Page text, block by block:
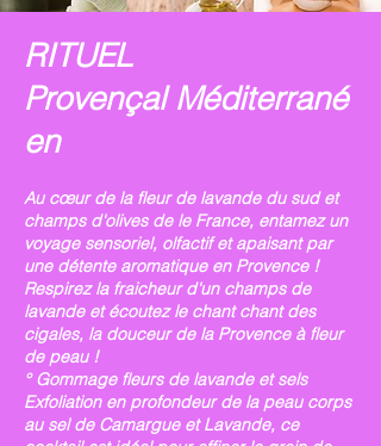
RITUEL
ProvençalMéditerrané
en
Au cœur de la fleur de lavande du sud et
champs d'olives de le France, entamez un
voyage sensoriel, olfactif et apaisant par
une détente aromatique en Provence !
Respirez la fraicheur d'un champs de
lavande et écoutez le chant chant des
cigales, la douceur de la Provence à fleur
de peau !
° Gommage fleurs de lavande et sels
Exfoliation en profondeur de la peau corps
au sel de Camargue et Lavande, ce